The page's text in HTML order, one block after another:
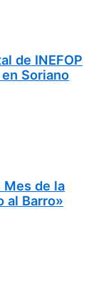
de INEFOP
Soriano
Mes de la
al Barro»